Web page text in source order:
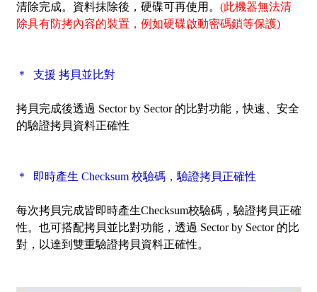
清除完成。資料抹除後，硬碟可再使用。 (此機器無法清
除具有防拷內容的裝置，例如硬碟啟動密碼鎖等保護)
＊ 支援 拷貝並比對
拷貝完成後透過 Sector by Sector的比對功能，快速、安全
的驗證拷貝資料正確性
＊ 即時產生 Checksum 校驗碼，驗證拷貝正確性
每次拷貝完成皆即時產生Checksum校驗碼，驗證拷貝正確
性。也可搭配拷貝並比對功能，透過 Sector by Sector 的比
對，以達到雙重驗證拷貝資料正確性。